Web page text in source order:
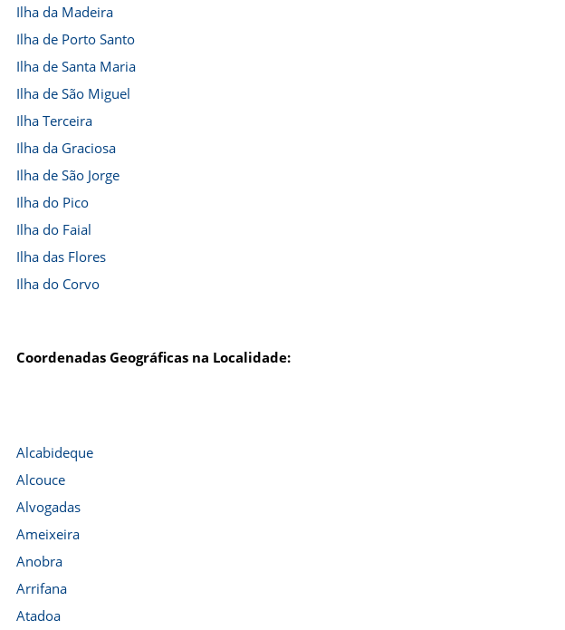
Ilha da Madeira
Ilha de Porto Santo
Ilha de Santa Maria
Ilha de São Miguel
Ilha Terceira
Ilha da Graciosa
Ilha de São Jorge
Ilha do Pico
Ilha do Faial
Ilha das Flores
Ilha do Corvo
Coordenadas Geográficas na Localidade:
Alcabideque
Alcouce
Alvogadas
Ameixeira
Anobra
Arrifana
Atadoa